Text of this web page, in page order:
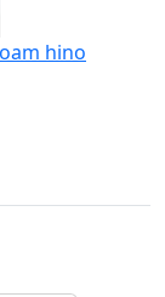
hino